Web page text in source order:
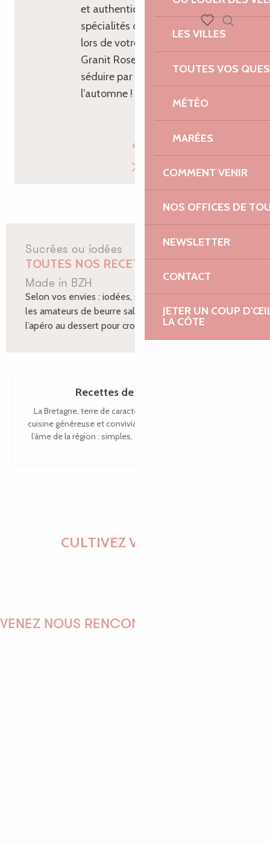
LES VILLES
TOUTES VOS
MÉTÉO
MARÉES
COMMENT VENIR
NOS OFFICES DE
NEWSLETTER
CONTACT
JETER UN COUP
LA CÔTE
Voir les favoris
et authentique. Venez goûter aux
spécialités de la mer bretonne
lors de votre séjour sur la Côte de
Granit Rose… et laissez-vous
séduire par la magie iodée de
l’automne !
Sucrées ou iodées
TOUTES NOS RECETTES
Made in BZH
Selon vos envies : iodées, sucrées, ou les deux pour
les amateurs de beurre salé, toutes nos recettes de
l’apéro au dessert pour croquer l’essentiel de la...
Recettes de plats bretons
La Bretagne, terre de caractère et de traditions, offre une
cuisine généreuse et conviviale. Les plats bretons incarnent
l’âme de la région : simples, savoureux et profondément...
CULTIVEZ VOS ENVIES
VENEZ NOUS RENCONTRER !